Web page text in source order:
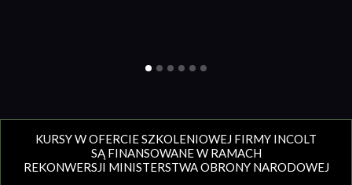
KURSY W OFERCIE SZKOLENIOWEJ FIRMY INCOLT
SĄ FINANSOWANE W RAMACH
REKONWERSJI MINISTERSTWA OBRONY NARODOWEJ